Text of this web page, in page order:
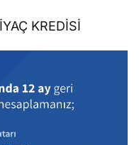
KREDİSİ